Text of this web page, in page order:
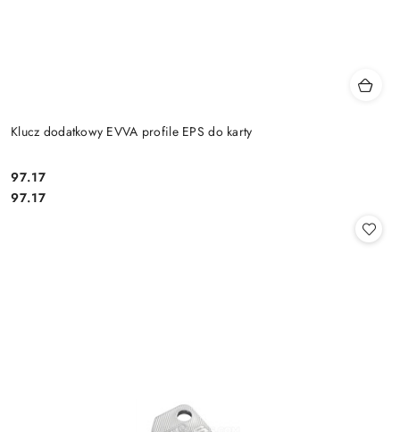
Klucz dodatkowy EVVA profile EPS do karty
Cena:
97.17
Cena:
97.17